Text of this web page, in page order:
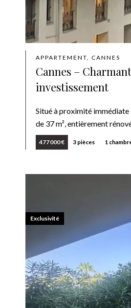
APPARTEMENT, CANNES
Cannes –
investissement
Situé à proximité immédiate
de 37 m², entièrement
477 000 € 3 pièces 1
Exclusivité